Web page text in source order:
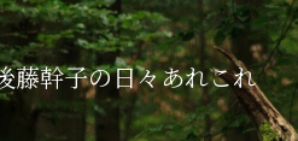
藤幹子の日々あれこれ